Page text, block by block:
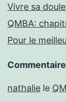
Vivre sa
QMBA:
Pour le
nathalie le